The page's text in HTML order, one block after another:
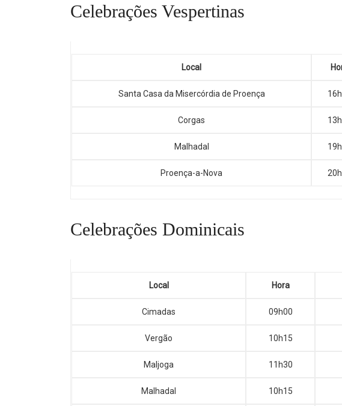
Celebrações Vespertinas
Local
Santa Casa da Misercórdia de Proença
Corgas
Malhadal
Proença-a-Nova
Celebrações Dominicais
Local Hora
Cimadas 09h00
Vergão 10h15
Maljoga 11h30
Malhadal 10h15